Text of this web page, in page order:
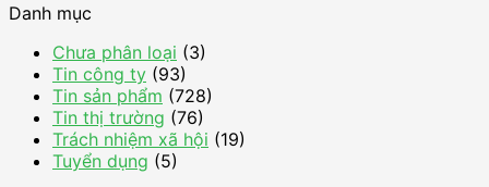
Danh mục
Chưa phân loại (3)
Tin công ty (93)
Tin sản phẩm (728)
Tin thị trường (76)
Trách nhiệm xã hội (19)
Tuyển dụng (5)